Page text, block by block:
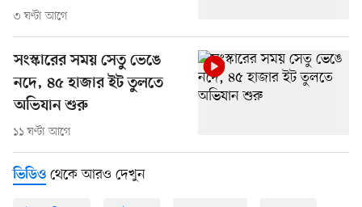
৩ ঘণ্টা আগে
সংস্কারের সময় সেতু ভেঙে
নদে, ৪৫ হাজার ইট তুলতে
অভিযান শুরু
১১ ঘণ্টা আগে
ভিডিও থেকে আরও দেখুন